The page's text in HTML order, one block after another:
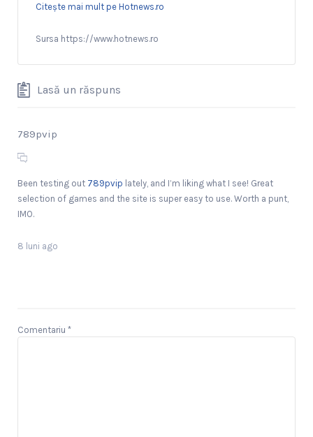
Citește mai mult pe Hotnews.ro
Sursa https://www.hotnews.ro
Lasă un răspuns
789pvip
Been testing out 789pvip lately, and I’m liking what I see! Great
selection of games and the site is super easy to use. Worth a punt,
IMO.
8 luni ago
Comentariu *